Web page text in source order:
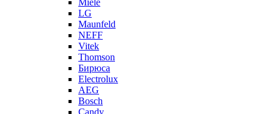
Miele
LG
Maunfeld
NEFF
Vitek
Thomson
Бирюса
Electrolux
AEG
Bosch